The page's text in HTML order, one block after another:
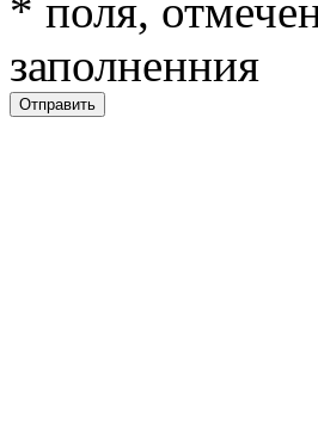
* поля,
заполненния